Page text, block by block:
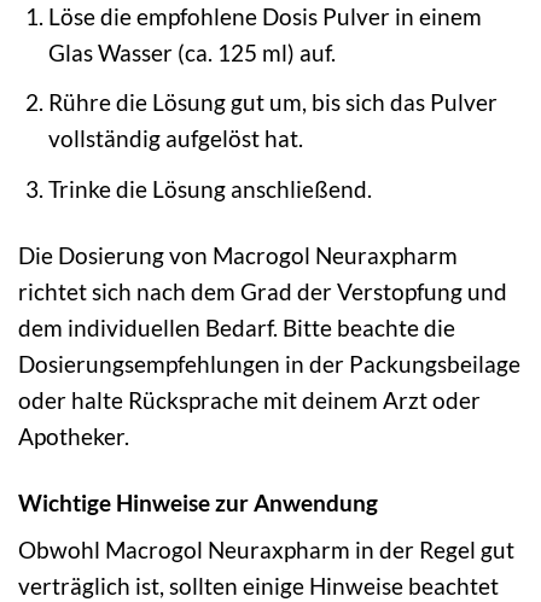
Löse die empfohlene Dosis Pulver in einem
Glas Wasser (ca. 125 ml) auf.
Rühre die Lösung gut um, bis sich das Pulver
vollständig aufgelöst hat.
Trinke die Lösung anschließend.
Die Dosierung von Macrogol Neuraxpharm
richtet sich nach dem Grad der Verstopfung und
dem individuellen Bedarf. Bitte beachte die
Dosierungsempfehlungen in der Packungsbeilage
oder halte Rücksprache mit deinem Arzt oder
Apotheker.
Wichtige Hinweise zur Anwendung
Obwohl Macrogol Neuraxpharm in der Regel gut
verträglich ist, sollten einige Hinweise beachtet